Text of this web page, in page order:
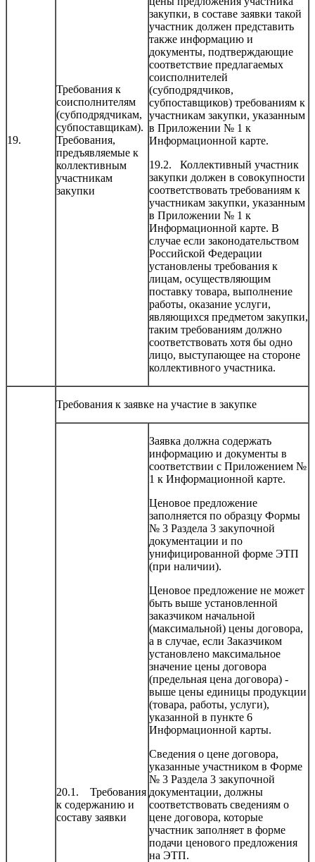
19.
Требования к
соисполнителям
(субподрядчикам,
субпоставщикам).
Требования,
предъявляемые к
коллективным
участникам
закупки
закупки, в составе заявки такой
участник должен представить
также информацию и
документы, подтверждающие
соответствие предлагаемых
соисполнителей
(субподрядчиков,
субпоставщиков) требованиям к
участникам закупки, указанным
в Приложении № 1 к
Информационной карте.
19.2. Коллективный участник
закупки должен в совокупности
соответствовать требованиям к
участникам закупки, указанным
в Приложении № 1 к
Информационной карте. В
случае если законодательством
Российской Федерации
установлены требования к
лицам, осуществляющим
поставку товара, выполнение
работы, оказание услуги,
являющихся предметом закупки,
таким требованиям должно
соответствовать хотя бы одно
лицо, выступающее на стороне
коллективного участника.
Требования к заявке на участие в закупке
20.1. Требования
к содержанию и
составу заявки
Заявка должна содержать
информацию и документы в
соответствии с Приложением №
1 к Информационной карте.
Ценовое предложение
заполняется по образцу Формы
№ 3 Раздела 3 закупочной
документации и по
унифицированной форме ЭТП
(при наличии).
Ценовое предложение не может
быть выше установленной
заказчиком начальной
(максимальной) цены договора,
а в случае, если Заказчиком
установлено максимальное
значение цены договора
(предельная цена договора) -
выше цены единицы продукции
(товара, работы, услуги),
указанной в пункте 6
Информационной карты.
Сведения о цене договора,
указанные участником в Форме
№ 3 Раздела 3 закупочной
документации, должны
соответствовать сведениям о
цене договора, которые
участник заполняет в форме
подачи ценового предложения
на ЭТП.